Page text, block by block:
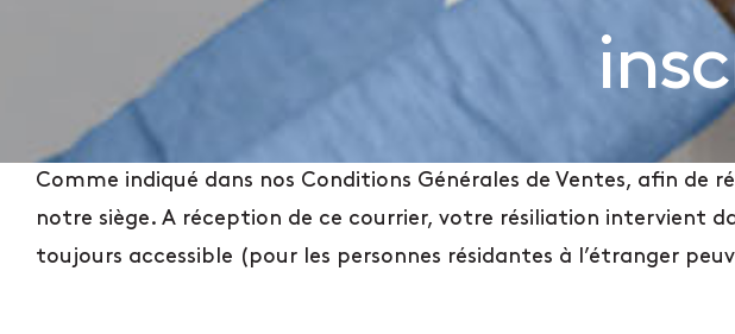
Comme indiqué dans nos Conditions Générales de Ventes, afin de
notre siège. A réception de ce courrier, votre résiliation intervient
toujours accessible (pour les personnes résidantes à l’étranger